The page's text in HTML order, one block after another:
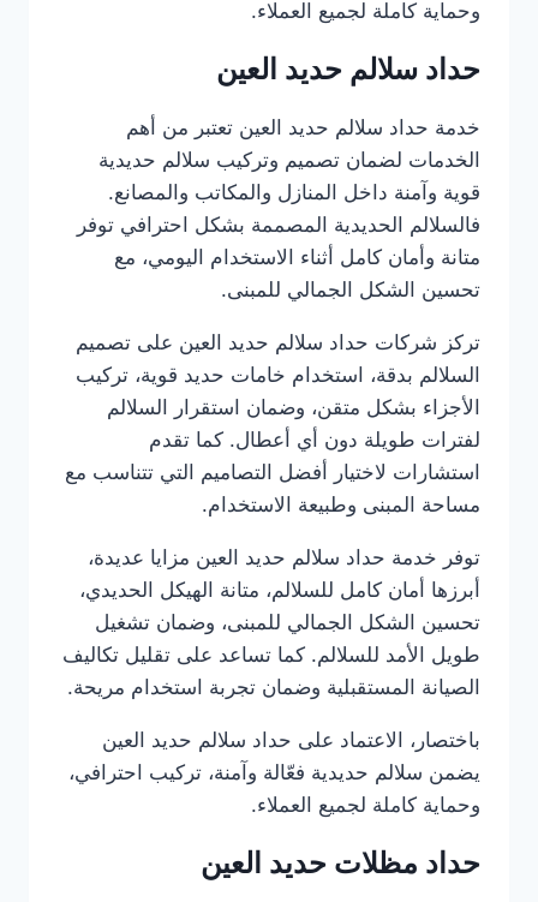
وحماية كاملة لجميع العملاء.
حداد سلالم حديد العين
خدمة حداد سلالم حديد العين تعتبر من أهم
الخدمات لضمان تصميم وتركيب سلالم حديدية
قوية وآمنة داخل المنازل والمكاتب والمصانع.
فالسلالم الحديدية المصممة بشكل احترافي توفر
متانة وأمان كامل أثناء الاستخدام اليومي، مع
تحسين الشكل الجمالي للمبنى.
تركز شركات حداد سلالم حديد العين على تصميم
السلالم بدقة، استخدام خامات حديد قوية، تركيب
الأجزاء بشكل متقن، وضمان استقرار السلالم
لفترات طويلة دون أي أعطال. كما تقدم
استشارات لاختيار أفضل التصاميم التي تتناسب مع
مساحة المبنى وطبيعة الاستخدام.
توفر خدمة حداد سلالم حديد العين مزايا عديدة،
أبرزها أمان كامل للسلالم، متانة الهيكل الحديدي،
تحسين الشكل الجمالي للمبنى، وضمان تشغيل
طويل الأمد للسلالم. كما تساعد على تقليل تكاليف
الصيانة المستقبلية وضمان تجربة استخدام مريحة.
باختصار، الاعتماد على حداد سلالم حديد العين
يضمن سلالم حديدية فعّالة وآمنة، تركيب احترافي،
وحماية كاملة لجميع العملاء.
حداد مظلات حديد العين